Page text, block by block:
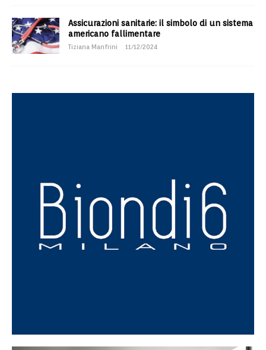
Assicurazioni sanitarie: il simbolo di un sistema
americano fallimentare
Tiziana Manfrini 11/12/2024